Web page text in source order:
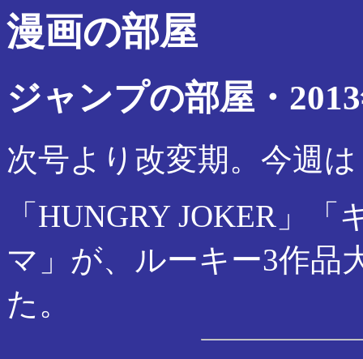
漫画の部屋
ジャンプの部屋・
次号より改変期。今週
「HUNGRY JOKER」
マ」が、ルーキー3作品
た。